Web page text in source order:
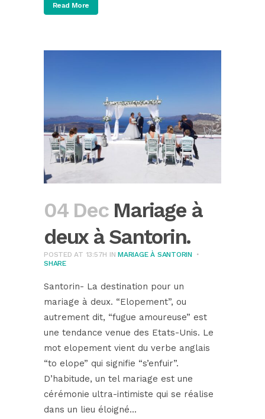
Read More
04 Dec Mariage à
deux à Santorin.
POSTED AT 13:57H INMARIAGE À SANTORIN
SHARE
Santorin- La destination pour un
mariage à deux. “Elopement”, ou
autrement dit, “fugue amoureuse” est
une tendance venue des Etats-Unis. Le
mot elopement vient du verbe anglais
“to elope” qui signifie “s’enfuir”.
D’habitude, un tel mariage est une
cérémonie ultra-intimiste qui se réalise
dans un lieu éloigné...